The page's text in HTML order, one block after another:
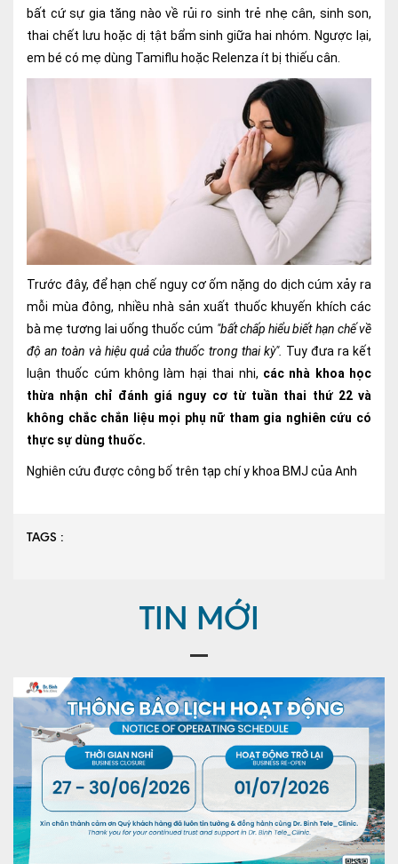
Răng Hàm Mặt
Tai Mũi Họng
Nội soi tiêu hóa
Gói khám sức khỏe cá nhân định kỳ
Gói khám tầm soát ung thư sớm
Gói quản lý mạn tính
Dịch vụ ưu đãi đặc biệt
Bác sĩ online - Tư vấn từ xa
Lấy mẫu xét nghiệm tại nhà
Bảo lãnh viện phí HỎI ĐÁP
TUYỂN DỤNG TRA CỨU HỒ SƠ
bất cứ sự gia tăng nào về rủi ro sinh trẻ nhẹ cân, sinh son,
thai chết lưu hoặc dị tật bẩm sinh giữa hai nhóm. Ngược lại,
em bé có mẹ dùng Tamiflu hoặc Relenza ít bị thiếu cân.
Trước đây, để hạn chế nguy cơ ốm nặng do dịch cúm xảy ra
mỗi mùa đông, nhiều nhà sản xuất thuốc khuyến khích các
bà mẹ tương lai uống thuốc cúm "bất chấp hiểu biết hạn chế về
độ an toàn và hiệu quả của thuốc trong thai kỳ". Tuy đưa ra kết
luận thuốc cúm không làm hại thai nhi, các nhà khoa học
thừa nhận chỉ đánh giá nguy cơ từ tuần thai thứ 22 và
không chắc chắn liệu mọi phụ nữ tham gia nghiên cứu có
thực sự dùng thuốc.
Nghiên cứu được công bố trên tạp chí y khoa BMJ của Anh
TAGS :
TIN MỚI